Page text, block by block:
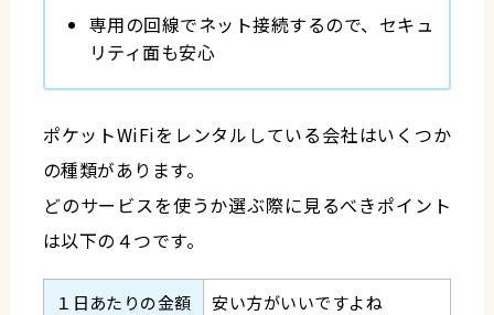
専用の回線でネット接続するので、セキュ
リティ面も安心
ポケットWiFiをレンタルしている会社はいくつか
の種類があります。
どのサービスを使うか選ぶ際に見るべきポイント
は以下の４つです。
１日あたりの金額
安い方がいいですよね